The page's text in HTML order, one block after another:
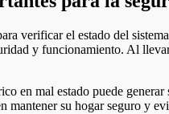
verificar el estado del
y funcionamiento. Al
en mal estado puede
su hogar seguro y